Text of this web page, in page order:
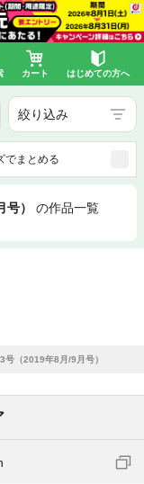
カート はじめての方へ
絞り込み
でまとめる
） の作品一覧
号（2019年8月/9月号）